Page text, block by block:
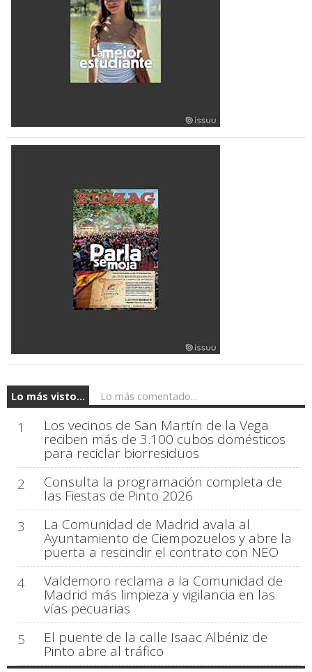
Lo más visto... Lo más comentado...
1 Los vecinos de San Martín de la Vega
reciben más de 3.100 cubos domésticos
para reciclar biorresiduos
2
Consulta la programación completa de
las Fiestas de Pinto 2026
3
La Comunidad de Madrid avala al
Ayuntamiento de Ciempozuelos y abre la
puerta a rescindir el contrato con NEO
4
Valdemoro reclama a la Comunidad de
Madrid más limpieza y vigilancia en las
vías pecuarias
5
El puente de la calle Isaac Albéniz de
Pinto abre al tráfico